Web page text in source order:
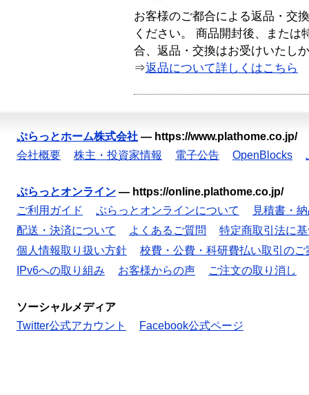
お客様のご都合による返品・交
ください。 商品開封後、または
合、返品・交換はお受けいたし
⇒返品について詳しくはこちら
ぷらっとホーム株式会社 — https://www.plathome.co.jp/
会社概要
株主・投資家情報 電子公告 OpenBlocks
ぷらっとオンライン — https://online.plathome.co.jp/
ご利用ガイド
ぷらっとオンラインについて
見積書・
配送・決済について
よくあるご質問
特定商取引法に
個人情報取り扱い方針
校費・公費・科研費払い取引のご
IPv6への取り組み
お客様からの声 ご注文の取り消し
ソーシャルメディア
Twitter公式アカウント
Facebook公式ページ